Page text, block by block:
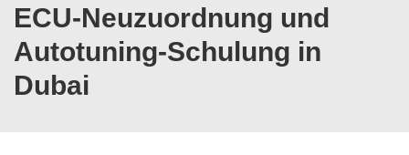
ECU-Neuzuordnung und
Autotuning-Schulung in
Dubai